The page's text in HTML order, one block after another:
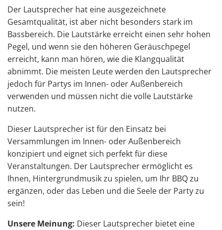
Der Lautsprecher hat eine ausgezeichnete
Gesamtqualität, ist aber nicht besonders stark im
Bassbereich. Die Lautstärke erreicht einen sehr hohen
Pegel, und wenn sie den höheren Geräuschpegel
erreicht, kann man hören, wie die Klangqualität
abnimmt. Die meisten Leute werden den Lautsprecher
jedoch für Partys im Innen- oder Außenbereich
verwenden und müssen nicht die volle Lautstärke
nutzen.
Dieser Lautsprecher ist für den Einsatz bei
Versammlungen im Innen- oder Außenbereich
konzipiert und eignet sich perfekt für diese
Veranstaltungen. Der Lautsprecher ermöglicht es
Ihnen, Hintergrundmusik zu spielen, um Ihr BBQ zu
ergänzen, oder das Leben und die Seele der Party zu
sein!
Unsere Meinung: Dieser Lautsprecher bietet eine